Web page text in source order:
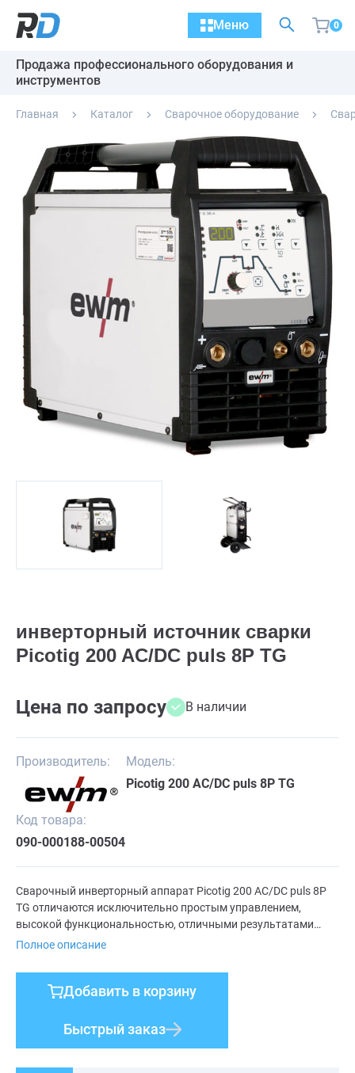
Меню 0
Продажа профессионального оборудования и
инструментов
Главная Каталог Сварочное оборудование
инверторный источник сварки
Picotig 200 AC/DC puls 8P TG
Цена по запросу В наличии
Производитель:
Модель:
Picotig 200 AC/DC puls 8P TG
Код товара:
090-000188-00504
Сварочный инверторный аппарат Picotig 200 AC/DC puls 8P
TG отличаются исключительно простым управлением,
высокой функциональностью, отличными результатами
сварки и большой продолжительностью включения.
инновационный сварочный аппарат поколения современной
сварки, разработанный на основе надежной и испытанной
сварочного оборудования, компании EWM. Источник
работает от сети напряжением 1х230 В, сварочный ток
Полное описание
Добавить в корзину
Быстрый заказ